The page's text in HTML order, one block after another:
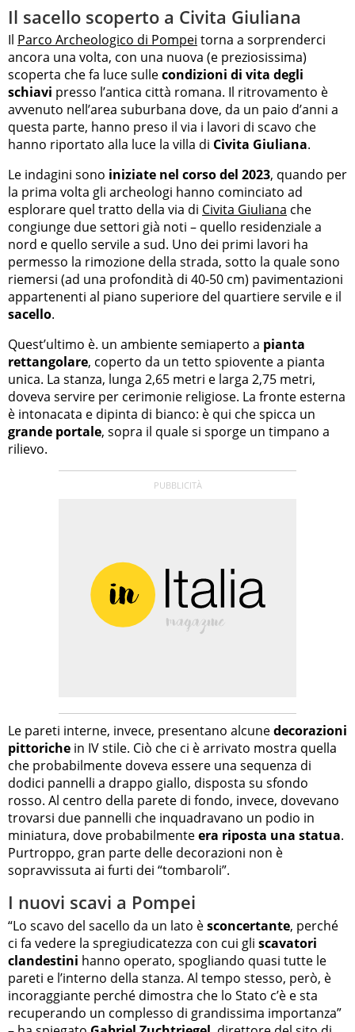
Il sacello scoperto a Civita Giuliana
Il Parco Archeologico di Pompei torna a sorprenderci
ancora una volta, con una nuova (e preziosissima)
scoperta che fa luce sullecondizioni di vita degli
schiavi presso l’antica città romana. Il ritrovamento è
avvenuto nell’area suburbana dove, da un paio d’anni a
questa parte, hanno preso il via i lavori di scavo che
hanno riportato alla luce la villa di Civita Giuliana.
Le indagini sono iniziate nel corso del 2023, quando per
la prima volta gli archeologi hanno cominciato ad
esplorare quel tratto della via di Civita Giuliana che
congiunge due settori già noti – quello residenziale a
nord e quello servile a sud. Uno dei primi lavori ha
permesso la rimozione della strada, sotto la quale sono
riemersi (ad una profondità di 40-50 cm) pavimentazioni
appartenenti al piano superiore del quartiere servile e il
sacello.
Quest’ultimo è. un ambiente semiaperto a pianta
rettangolare, coperto da un tetto spiovente a pianta
unica. La stanza, lunga 2,65 metri e larga 2,75 metri,
doveva servire per cerimonie religiose. La fronte esterna
è intonacata e dipinta di bianco: è qui che spicca un
grande portale, sopra il quale si sporge un timpano a
rilievo.
Le pareti interne, invece, presentano alcunedecorazioni
pittoriche in IV stile. Ciò che ci è arrivato mostra quella
che probabilmente doveva essere una sequenza di
dodici pannelli a drappo giallo, disposta su sfondo
rosso. Al centro della parete di fondo, invece, dovevano
trovarsi due pannelli che inquadravano un podio in
miniatura, dove probabilmenteera riposta una statua.
Purtroppo, gran parte delle decorazioni non è
sopravvissuta ai furti dei “tombaroli”.
I nuovi scavi a Pompei
“Lo scavo del sacello da un lato èsconcertante, perché
ci fa vedere la spregiudicatezza con cui gli scavatori
clandestini hanno operato, spogliando quasi tutte le
pareti e l’interno della stanza. Al tempo stesso, però, è
incoraggiante perché dimostra che lo Stato c’è e sta
recuperando un complesso di grandissima importanza”